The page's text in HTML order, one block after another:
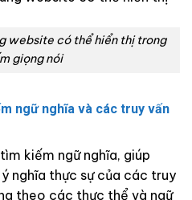
website có thể hiển thị trong
giọng nói
ngữ nghĩa và các truy vấn
kiếm ngữ nghĩa, giúp
nghĩa thực sự của các truy
theo các thực thể và ngữ